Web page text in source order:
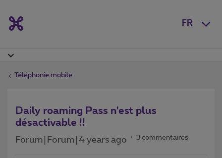
FR
Téléphonie mobile
Daily roaming Pass n'est plus
désactivable !!
Forum|Forum|4 years ago 3 commentaires